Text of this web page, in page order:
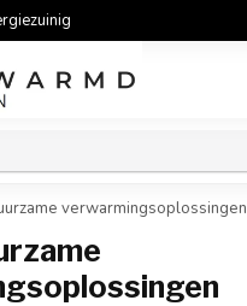
verwarmingsoplossingen